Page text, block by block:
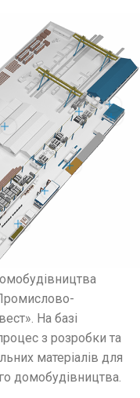
На базі
з розробки та
матеріалів для
домобудівництва.